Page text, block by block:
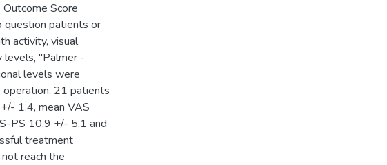
Score
question patients or
activity, visual
levels, "Palmer -
levels were
21 patients
1.4, mean VAS
PS 10.9 +/- 5.1 and
treatment
reach the